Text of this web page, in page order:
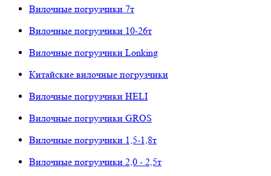
Вилочные погрузчики 7т
Вилочные погрузчики 10-26т
Вилочные погрузчики Lonking
Китайские вилочные погрузчики
Вилочные погрузчики HELI
Вилочные погрузчики GROS
Вилочные погрузчики 1,5-1,8т
Вилочные погрузчики 2,0 - 2,5т